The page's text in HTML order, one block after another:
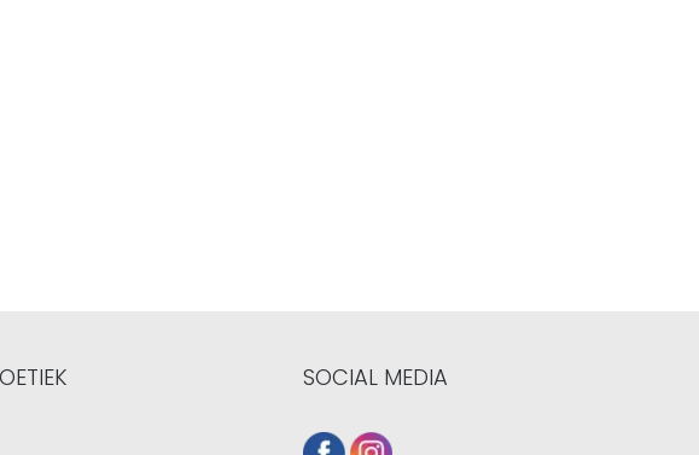
SOCIAL MEDIA